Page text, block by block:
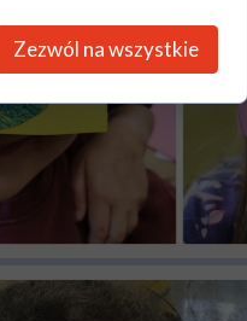
Zezwól na wszystkie